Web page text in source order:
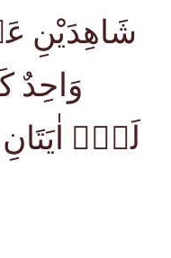
شَاهِدَيْنِ
وَاحِدٌ
لَهُۤ